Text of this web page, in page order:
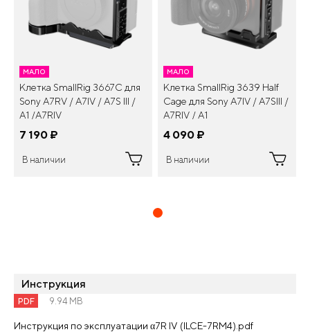
МАЛО
Клетка SmallRig 3667C для
Sony A7RV / A7IV / A7S III /
A1 /A7RIV
7 190 ¤
В наличии
МАЛО
Клетка SmallRig 3639 Half
Cage для Sony A7IV / A7SIII /
A7RIV / A1
4 090 ¤
В наличии
Инструкция
PDF 9.94 MB
Инструкция по эксплуатации α7R IV (ILCE-7RM4).pdf